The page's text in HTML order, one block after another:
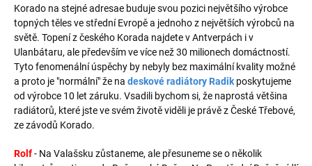
Korado na stejné adresae buduje svou pozici největšího výrobce
topných těles ve střední Evropě a jednoho z největších výrobců na
světě. Topení z českého Korada najdete v Antverpách i v
Ulanbátaru, ale především ve více než 30 milionech domáctností.
Tyto fenomenální úspěchy by nebyly bez maximální kvality možné
a proto je "normální" že na deskové radiátory Radik poskytujeme
od výrobce 10 let záruku. Vsadili bychom si, že naprostá většina
radiátorů, které jste ve svém životě viděli je právě z České Třebové,
ze závodů Korado.
Rolf- Na Valašsku zůstaneme, ale přesuneme se o několik